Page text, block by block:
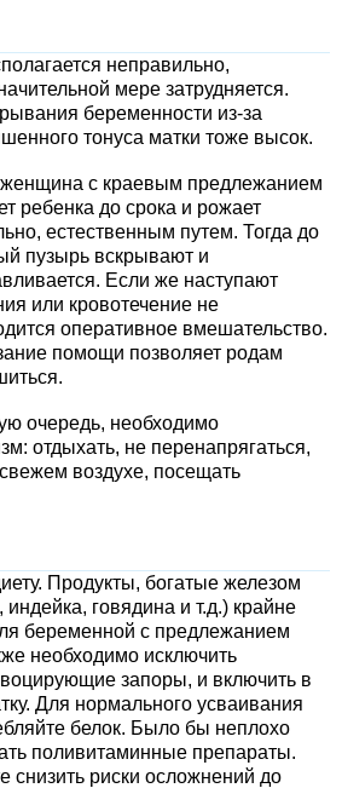
неправильно,
мере затрудняется.
беременности из-за
тонуса матки тоже высок.
женщина с краевым предлежанием
ребенка до срока и рожает
естественным путем. Тогда до
пузырь вскрывают и
Если же наступают
или кровотечение не
оперативное вмешательство.
помощи позволяет родам
очередь, необходимо
отдыхать, не перенапрягаться,
воздухе, посещать
Продукты, богатые железом
индейка, говядина и т.д.) крайне
беременной с предлежанием
необходимо исключить
запоры, и включить в
Для нормального усваивания
белок. Было бы неплохо
поливитаминные препараты.
снизить риски осложнений до